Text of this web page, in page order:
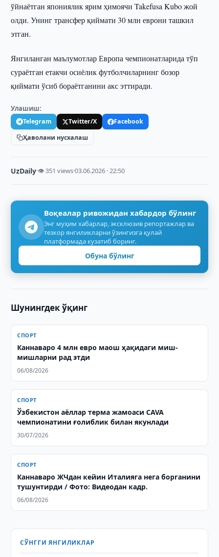
ўйнаётган япониялик ярим ҳимоячи Takefusa Kubo жой
олди. Унинг трансфер қиймати 30 млн еврони ташкил
этган.
Янгиланган маълумотлар Европа чемпионатларида тўп
сураётган етакчи осиёлик футболчиларнинг бозор
қиймати ўсиб бораётганини акс эттиради.
Улашиш:
Telegram Twitter/X
Facebook
Ҳаволани нусхалаш
UzDaily·👁 351 views·03.06.2026 · 22:50
Воқеалар ривожидан хабардор бўлинг
Энг муҳим хабарлар, эксклюзив репортажлар ва
тезкор янгиликларни ўзингизга қулай
платформада кузатиб боринг.
Обуна бўлинг
Шунингдек ўқинг
СПОРТ
Каннаваро 4 млн евро маош ҳақидаги миш-
мишларни рад этди
06/08/2026
СПОРТ
Ўзбекистон аёллар терма жамоаси CAVA
чемпионатини ғолиблик билан якунлади
30/07/2026
СПОРТ
Каннаваро ЖЧдан кейин Италияга нега борганини
тушунтирди / Фото: Видеодан кадр.
06/08/2026
СЎНГГИ ЯНГИЛИКЛАР